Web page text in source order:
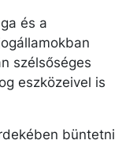
és a
szélsőséges
eszközeivel is
büntetni